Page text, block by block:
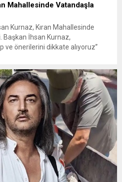
Mahallesinde Vatandaşla
Kurnaz, Kıran Mahallesinde
Başkan İhsan Kurnaz,
önerilerini dikkate alıyoruz”
önerileri dinleyen Başkan İhsan
için...